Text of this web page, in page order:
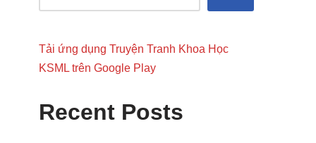
Tải ứng dụng Truyện Tranh Khoa Học
KSML trên Google Play
Recent Posts